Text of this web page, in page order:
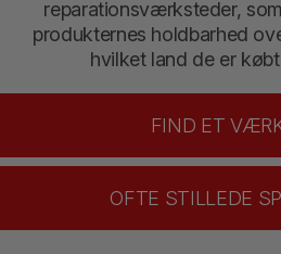
reparationsværksteder,
produkternes holdbarhed
hvilket land de er
FIND ET
OFTE STILLEDE